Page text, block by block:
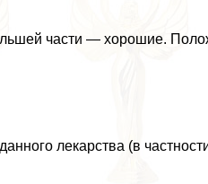
части — хорошие.
лекарства (в